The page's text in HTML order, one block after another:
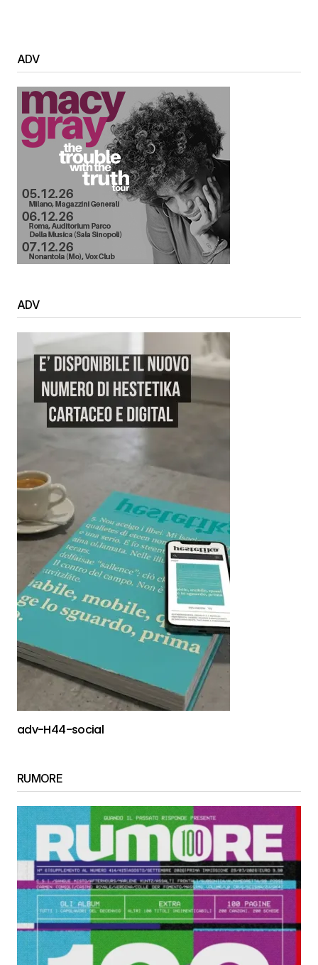
ADV
ADV
adv-H44-social
RUMORE